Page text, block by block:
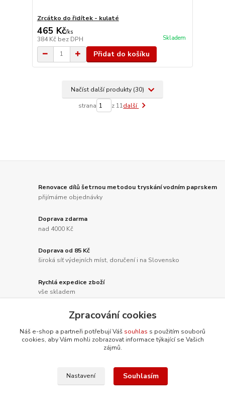
Zrcátko do řidítek - kulaté
465 Kč/ks
384 Kč bez DPH Skladem
Přidat do košíku
Načíst další produkty (30)
strana z 11další
Renovace dílů šetrnou metodou tryskání vodním paprskem
přijímáme objednávky
Doprava zdarma
nad 4000 Kč
Doprava od 85 Kč
široká síť výdejních míst, doručení i na Slovensko
Rychlá expedice zboží
vše skladem
Nepropásněte novinky, akce a
Zpracování cookies
Náš e-shop a partneři potřebují Váš souhlas s použitím souborů
cookies, aby Vám mohli zobrazovat informace týkající se Vašich
zájmů.
Nastavení Souhlasím